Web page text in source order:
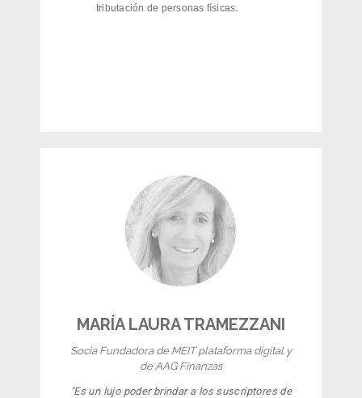
tributación de personas físicas.
MARÍA LAURA TRAMEZZANI
Socia Fundadora de MEIT plataforma digital y
de AAG Finanzas
"Es un lujo poder brindar a los suscriptores de